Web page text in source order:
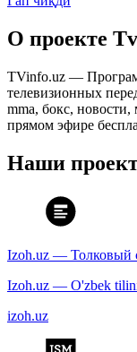
О проекте
TVinfo.uz —
телевизионных
mma, бокс,
прямом эфире
Наши
Izoh.uz — Толковый
Izoh.uz — O'zbek
izoh.uz